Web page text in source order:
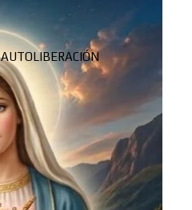
AUTOLIBERACIÓN